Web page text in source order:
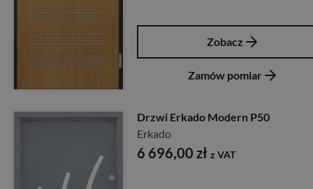
Zobacz
Zamów pomiar
Drzwi Erkado Modern P50
Erkado
6 696,00 zł z VAT